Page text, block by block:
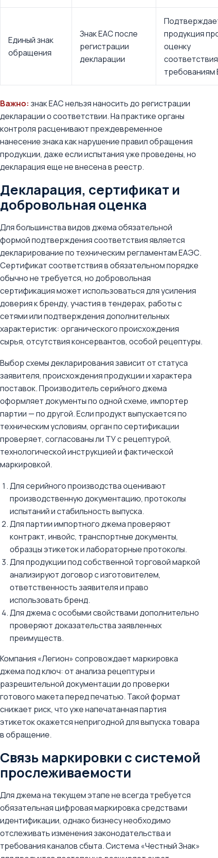
Единый знак
обращения
Знак ЕАС после
регистрации
декларации
продукция
оценку
соответствия
Важно: знак ЕАС нельзя наносить до регистрации
декларации о соответствии. На практике органы
контроля расценивают преждевременное
нанесение знака как нарушение правил обращения
продукции, даже если испытания уже проведены, но
декларация еще не внесена в реестр.
Декларация, сертификат и
добровольная оценка
Для большинства видов джема обязательной
формой подтверждения соответствия является
декларирование по техническим регламентам ЕАЭС.
Сертификат соответствия в обязательном порядке
обычно не требуется, но добровольная
сертификация может использоваться для усиления
доверия к бренду, участия в тендерах, работы с
сетями или подтверждения дополнительных
характеристик: органического происхождения
сырья, отсутствия консервантов, особой рецептуры.
Выбор схемы декларирования зависит от статуса
заявителя, происхождения продукции и характера
поставок. Производитель серийного джема
оформляет документы по одной схеме, импортер
партии — по другой. Если продукт выпускается по
техническим условиям, орган по сертификации
проверяет, согласованы ли ТУ с рецептурой,
технологической инструкцией и фактической
маркировкой.
Для серийного производства оценивают
производственную документацию, протоколы
испытаний и стабильность выпуска.
Для партии импортного джема проверяют
контракт, инвойс, транспортные документы,
образцы этикеток и лабораторные протоколы.
Для продукции под собственной торговой маркой
анализируют договор с изготовителем,
ответственность заявителя и право
использовать бренд.
Для джема с особыми свойствами дополнительно
проверяют доказательства заявленных
преимуществ.
Компания «Легион» сопровождает маркировка
джема под ключ: от анализа рецептуры и
разрешительной документации до проверки
готового макета перед печатью. Такой формат
снижает риск, что уже напечатанная партия
этикеток окажется непригодной для выпуска товара
в обращение.
Связь маркировки с системой
прослеживаемости
Для джема на текущем этапе не всегда требуется
обязательная цифровая маркировка средствами
идентификации, однако бизнесу необходимо
отслеживать изменения законодательства и
требования каналов сбыта. Система «Честный Знак»